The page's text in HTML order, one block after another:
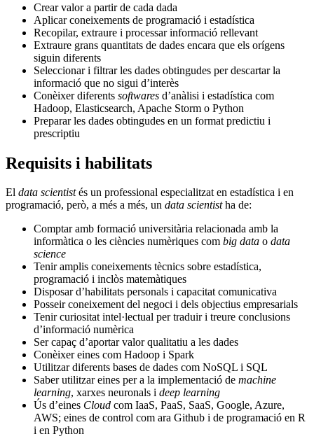
Crear valor a partir de cada dada
Aplicar coneixements de programació i estadística
Recopilar, extraure i processar informació rellevant
Extraure grans quantitats de dades encara que els orígens
siguin diferents
Seleccionar i filtrar les dades obtingudes per descartar la
informació que no sigui d’interès
Conèixer diferents softwares d’anàlisi i estadística com
Hadoop, Elasticsearch, Apache Storm o Python
Preparar les dades obtingudes en un format predictiu i
prescriptiu
Requisits i habilitats
El data scientistés un professional especialitzat en estadística i en
programació, però, a més a més, un data scientistha de:
Comptar amb formació universitària relacionada amb la
informàtica o les ciències numèriques com big data o data
science
Tenir amplis coneixements tècnics sobre estadística,
programació i inclòs matemàtiques
Disposar d’habilitats personals i capacitat comunicativa
Posseir coneixement del negoci i dels objectius empresarials
Tenir curiositat intel·lectual per traduir i treure conclusions
d’informació numèrica
Ser capaç d’aportar valor qualitatiu a les dades
Conèixer eines com Hadoop i Spark
Utilitzar diferents bases de dades com NoSQL i SQL
Saber utilitzar eines per a la implementació de machine
learning, xarxes neuronals i deep learning
Ús d’eines Cloud com IaaS, PaaS, SaaS, Google, Azure,
AWS; eines de control com ara Github i de programació en R
i en Python